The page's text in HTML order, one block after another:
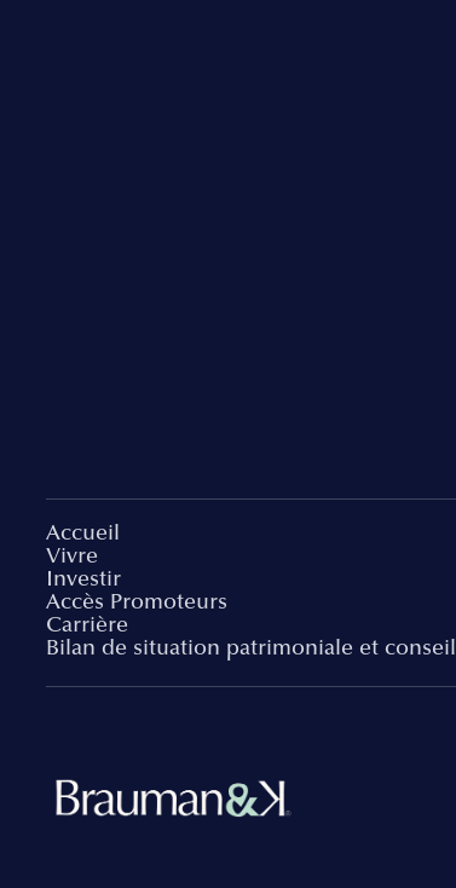
Accueil
Vivre
Investir
Accès Promoteurs
Carrière
Bilan de situation patrimoniale et conseil